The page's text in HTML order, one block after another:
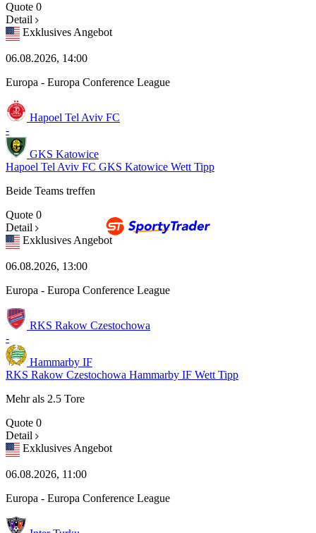
Quote 0
Detail
Exklusives Angebot
06.08.2026, 14:00
Europa - Europa Conference League
Hapoel Tel Aviv FC
-
GKS Katowice
Hapoel Tel Aviv FC GKS Katowice Wett Tipp
Beide Teams treffen
Quote 0
Detail
Exklusives Angebot
06.08.2026, 13:00
Europa - Europa Conference League
RKS Rakow Czestochowa
-
Hammarby IF
RKS Rakow Czestochowa Hammarby IF Wett Tipp
Mehr als 2.5 Tore
Quote 0
Detail
Exklusives Angebot
06.08.2026, 11:00
Europa - Europa Conference League